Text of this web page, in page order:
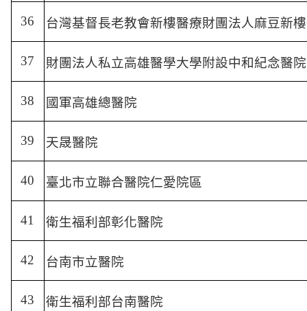
36 台灣基督長老教會新樓醫療財團法人麻豆新
37 財團法人私立高雄醫學大學附設中和紀念醫院
38 國軍高雄總醫院
39 天晟醫院
40 臺北市立聯合醫院仁愛院區
41 衛生福利部彰化醫院
42 台南市立醫院
43 衛生福利部台南醫院